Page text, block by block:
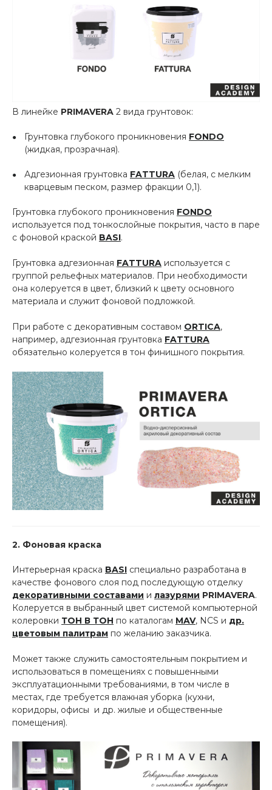
В линейке PRIMAVERA 2 вида грунтовок:
Грунтовка глубокого проникновения FONDO
(жидкая, прозрачная).
Адгезионная грунтовка FATTURA (белая, с мелким
кварцевым песком, размер фракции 0,1).
Грунтовка глубокого проникновения FONDO
используется под тонкослойные покрытия, часто в паре
с фоновой краской BASI.
Грунтовка адгезионная FATTURA используется с
группой рельефных материалов. При необходимости
она колеруется в цвет, близкий к цвету основного
материала и служит фоновой подложкой.
При работе с декоративным составом ORTICA,
например, адгезионная грунтовка FATTURA
обязательно колеруется в тон финишного покрытия.
2. Фоновая краска
Интерьерная краска BASI специально разработана в
качестве фонового слоя под последующую отделку
декоративными составами и лазурями PRIMAVERA.
Колеруется в выбранный цвет системой компьютерной
колеровки ТОН В ТОН по каталогам MAV, NCS и др.
цветовым палитрам по желанию заказчика.
Может также служить самостоятельным покрытием и
использоваться в помещениях с повышенными
эксплуатационными требованиями, в том числе в
местах, где требуется влажная уборка (кухни,
коридоры, офисы и др. жилые и общественные
помещения).